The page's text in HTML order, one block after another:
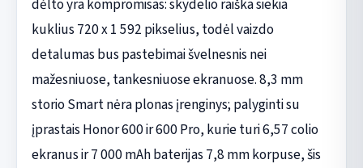
dėlto yra kompromisas: skydelio raiška siekia
kuklius 720 x 1 592 pikselius, todėl vaizdo
detalumas bus pastebimai švelnesnis nei
mažesniuose, tankesniuose ekranuose. 8,3 mm
storio Smart nėra plonas įrenginys; palyginti su
įprastais Honor 600 ir 600 Pro, kurie turi 6,57 colio
ekranus ir 7 000 mAh baterijas 7,8 mm korpuse, šis